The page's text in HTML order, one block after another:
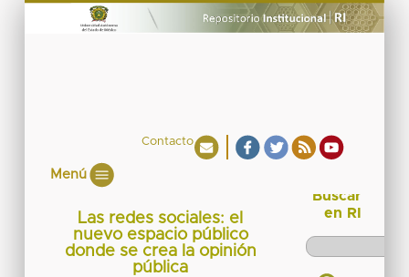
Contacto
Menú
Las redes sociales: el
nuevo espacio público
donde se crea la opinión
pública
Buscar
en RI